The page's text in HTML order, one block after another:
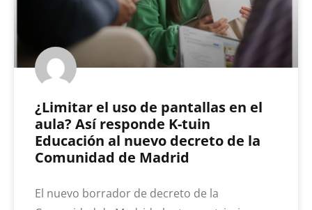
¿Limitar el uso de pantallas en el
aula? Así responde K-tuin
Educación al nuevo decreto de la
Comunidad de Madrid
El nuevo borrador de decreto de la